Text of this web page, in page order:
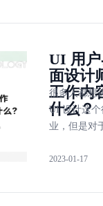
「Unsplash
UI 用
面设计
工作内
什么？
很多人都想
UI 设计这个
业，但是对
位可能并不
设计师的工
2023-01-17